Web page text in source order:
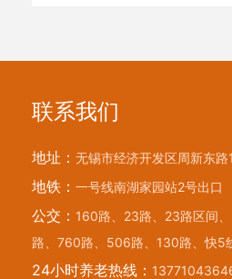
联系我们
地址： 无锡市经济开发区周新东
地铁： 一号线南湖家园站2号出口
公交： 160路、23路、23路区间
路、760路、506路、130路、快5
24小时养老热线：